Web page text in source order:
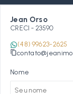
Jean Orso
CRECI - 23590
(48) 99623-2625
Nome